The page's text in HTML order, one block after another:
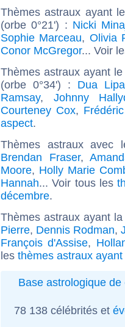
Thèmes astraux ayant
(orbe 0°21') : Nicki
Sophie Marceau, Olivia
Conor McGregor... Voir
Thèmes astraux ayant
(orbe 0°34') : Dua Lipa
Ramsay, Johnny
Courteney Cox,
aspect.
Thèmes astraux
Brendan Fraser,
Moore, Holly Marie
Hannah... Voir tous les
décembre.
Thèmes astraux ayant
Pierre, Dennis Rodman,
François d'Assise,
les thèmes astraux
Base astrologique de
78 138 célébrités et